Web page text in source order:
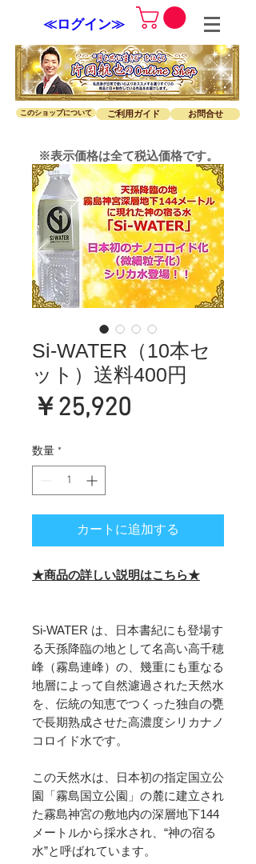
≪ログイン≫
このショップについて ご利用ガイド お問合せ
※表示価格は全て税込価格です。
Si-WATER（10本セ
ット）送料400円
￥25,920
数量 *
カートに追加する
★商品の詳しい説明はこちら★
Si-WATER は、日本書紀にも登場す
る天孫降臨の地として名高い高千穂
峰（霧島連峰）の、幾重にも重なる
地層によって自然濾過された天然水
を、伝統の知恵でつくった独自の甕
で⾧期熟成させた高濃度シリカナノ
コロイド水です。
この天然水は、日本初の指定国立公
園「霧島国立公園」の麓に建立され
た霧島神宮の敷地内の深層地下144
メートルから採水され、“神の宿る
水”と呼ばれています。